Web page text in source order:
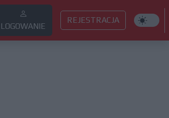
LOGOWANIE
REJESTRACJA